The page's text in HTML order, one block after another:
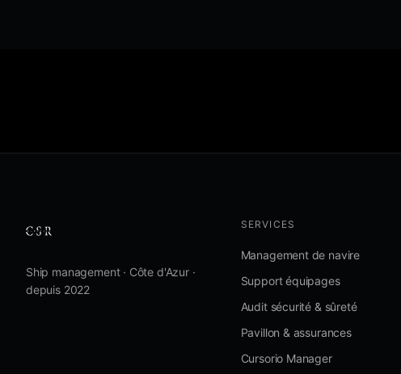
Ship management · Côte d'Azur ·
depuis 2022
SERVICES
Management de navire
Support équipages
Audit sécurité & sûreté
Pavillon & assurances
Cursorio Manager